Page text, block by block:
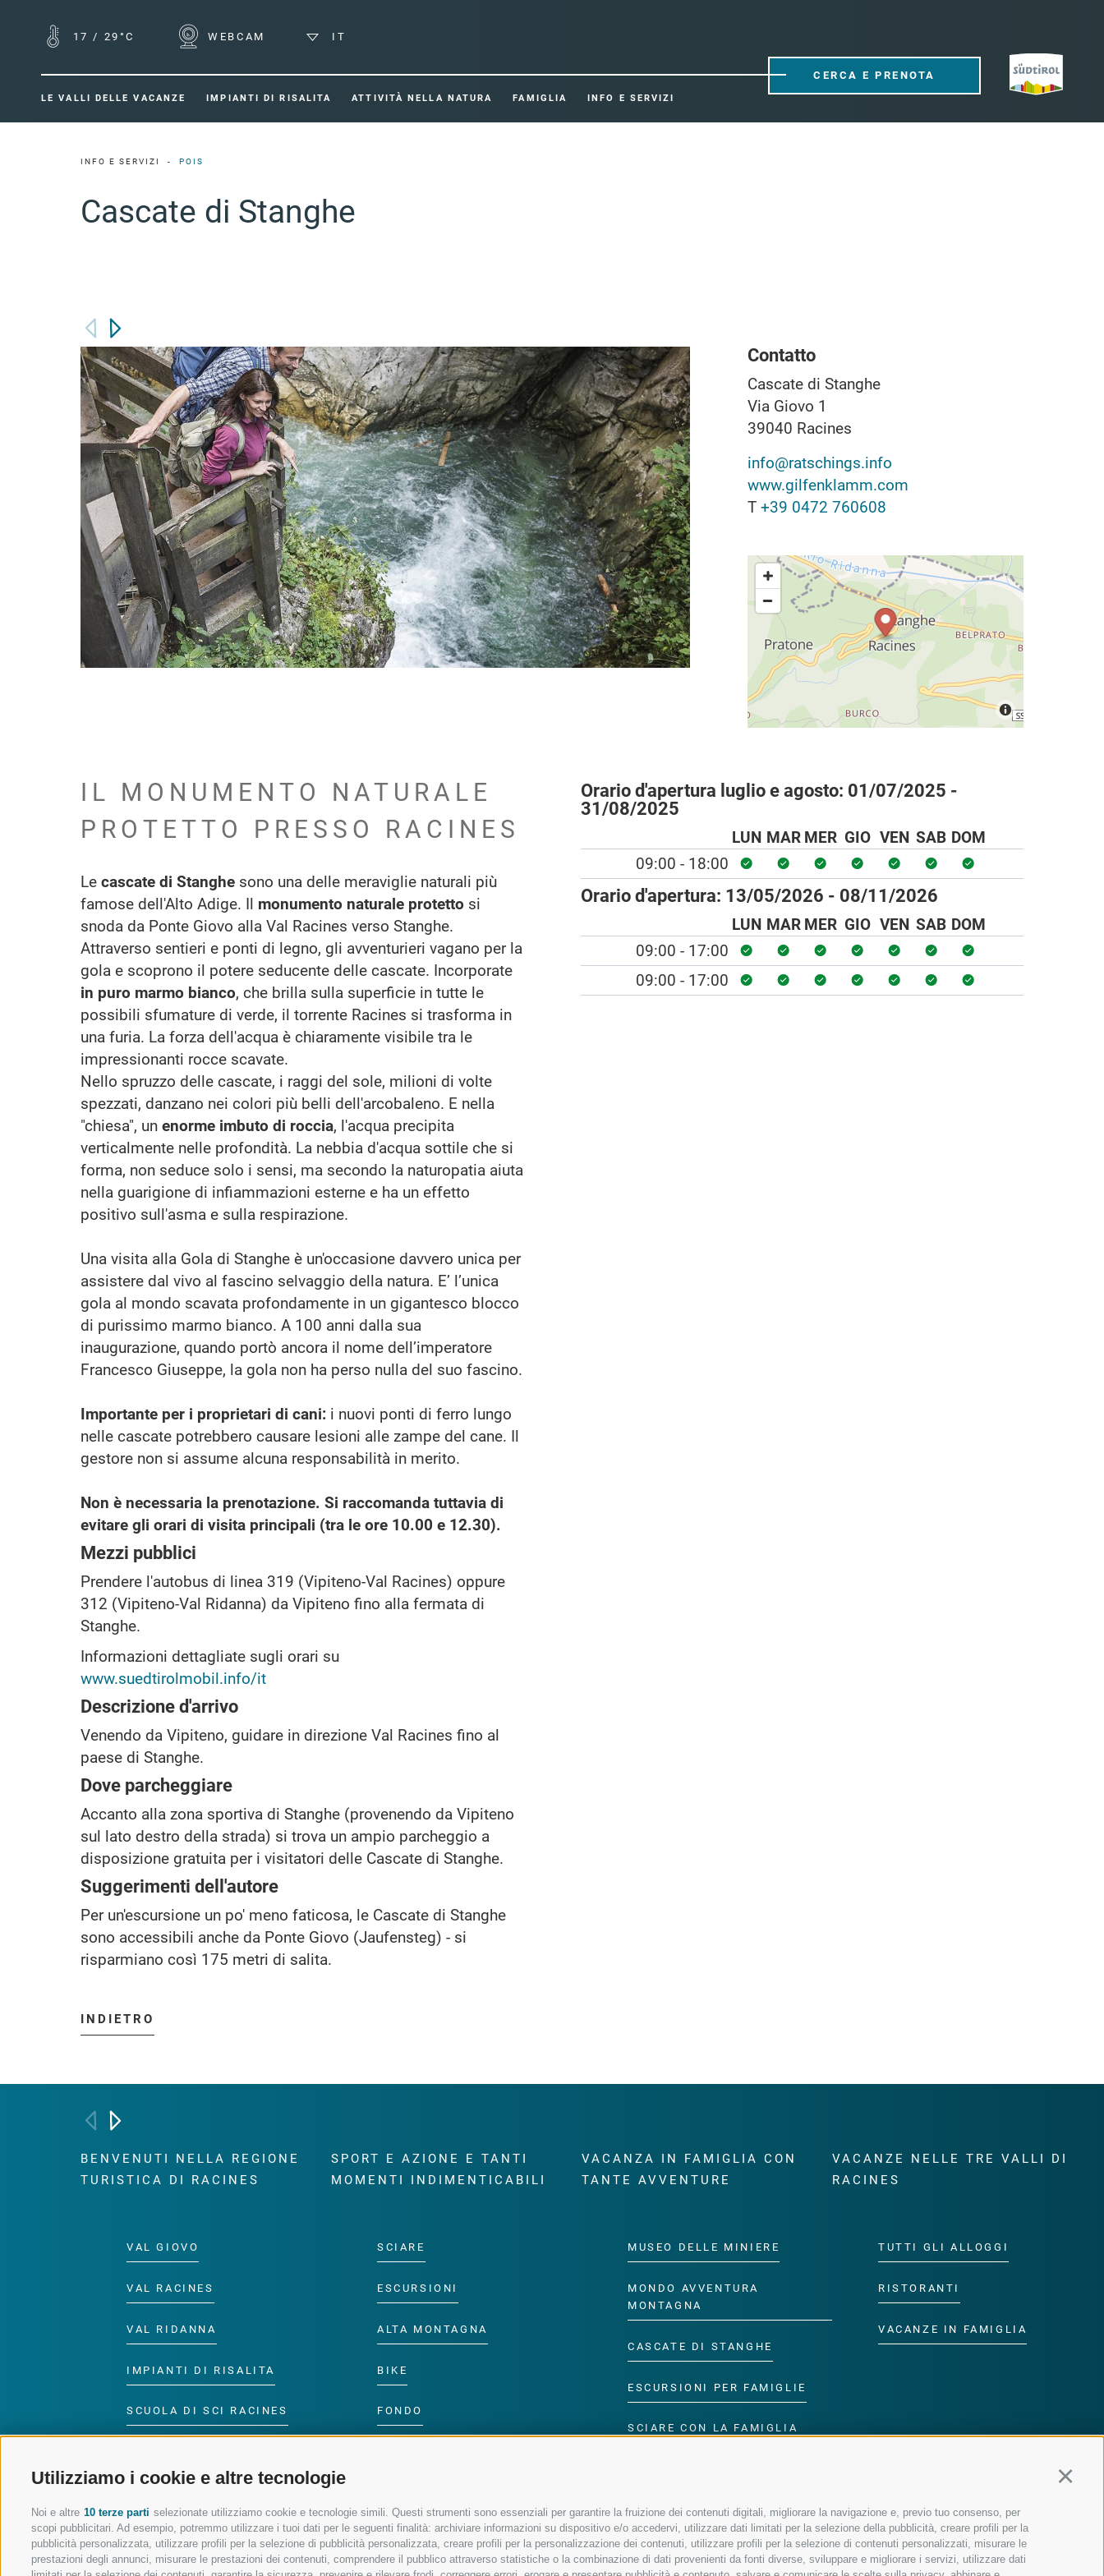
Utilizziamo i cookie e altre tecnologie
Noi e altre 10 terze parti selezionate utilizziamo cookie e tecnologie simili. Questi strumenti sono essenziali per garantire la fruizione dei contenuti digitali, migliorare la navigazione e, previo tuo consenso, per
scopi pubblicitari. Ad esempio, potremmo utilizzare i tuoi dati per le seguenti finalità: archiviare informazioni su dispositivo e/o accedervi, utilizzare dati limitati per la selezione della pubblicità, creare profili per la
pubblicità personalizzata, utilizzare profili per la selezione di pubblicità personalizzata, creare profili per la personalizzazione dei contenuti, utilizzare profili per la selezione di contenuti personalizzati, misurare le
prestazioni degli annunci, misurare le prestazioni dei contenuti, comprendere il pubblico attraverso statistiche o la combinazione di dati provenienti da fonti diverse, sviluppare e migliorare i servizi, utilizzare dati
17 / 29°C WEBCAM IT
LE VALLI DELLE VACANZE IMPIANTI DI RISALITA ATTIVITÀ NELLA NATURA FAMIGLIA INFO E SERVIZI
CERCA E PRENOTA
INFO E SERVIZI POIS
Cascate di Stanghe
Contatto
Cascate di Stanghe
Via Giovo 1
39040 Racines
info@ratschings.info
www.gilfenklamm.com
T +39 0472 760608
IL MONUMENTO NATURALE
PROTETTO PRESSO RACINES
Le cascate di Stanghe sono una delle meraviglie naturali più
famose dell'Alto Adige. Il monumento naturale protetto si
snoda da Ponte Giovo alla Val Racines verso Stanghe.
Attraverso sentieri e ponti di legno, gli avventurieri vagano per la
gola e scoprono il potere seducente delle cascate. Incorporate
in puro marmo bianco, che brilla sulla superficie in tutte le
possibili sfumature di verde, il torrente Racines si trasforma in
una furia. La forza dell'acqua è chiaramente visibile tra le
impressionanti rocce scavate.
Nello spruzzo delle cascate, i raggi del sole, milioni di volte
spezzati, danzano nei colori più belli dell'arcobaleno. E nella
"chiesa", un enorme imbuto di roccia, l'acqua precipita
verticalmente nelle profondità. La nebbia d'acqua sottile che si
forma, non seduce solo i sensi, ma secondo la naturopatia aiuta
nella guarigione di infiammazioni esterne e ha un effetto
positivo sull'asma e sulla respirazione.
Una visita alla Gola di Stanghe è un'occasione davvero unica per
assistere dal vivo al fascino selvaggio della natura. E’ l’unica
gola al mondo scavata profondamente in un gigantesco blocco
di purissimo marmo bianco. A 100 anni dalla sua
inaugurazione, quando portò ancora il nome dell’imperatore
Francesco Giuseppe, la gola non ha perso nulla del suo fascino.
Importante per i proprietari di cani: i nuovi ponti di ferro lungo
nelle cascate potrebbero causare lesioni alle zampe del cane. Il
gestore non si assume alcuna responsabilità in merito.
Non è necessaria la prenotazione. Si raccomanda tuttavia di
evitare gli orari di visita principali (tra le ore 10.00 e 12.30).
Mezzi pubblici
Prendere l'autobus di linea 319 (Vipiteno-Val Racines) oppure
312 (Vipiteno-Val Ridanna) da Vipiteno fino alla fermata di
Stanghe.
Informazioni dettagliate sugli orari su
www.suedtirolmobil.info/it
Descrizione d'arrivo
Venendo da Vipiteno, guidare in direzione Val Racines fino al
paese di Stanghe.
Dove parcheggiare
Accanto alla zona sportiva di Stanghe (provenendo da Vipiteno
sul lato destro della strada) si trova un ampio parcheggio a
disposizione gratuita per i visitatori delle Cascate di Stanghe.
Suggerimenti dell'autore
Per un'escursione un po' meno faticosa, le Cascate di Stanghe
sono accessibili anche da Ponte Giovo (Jaufensteg) - si
risparmiano così 175 metri di salita.
Orario d'apertura luglio e agosto: 01/07/2025 -
31/08/2025
LUN MAR MER GIO VEN SAB DOM
09:00 - 18:00
Orario d'apertura: 13/05/2026 - 08/11/2026
LUN MAR MER GIO VEN SAB DOM
09:00 - 17:00
09:00 - 17:00
INDIETRO
BENVENUTI NELLA REGIONE
TURISTICA DI RACINES
VAL GIOVO
VAL RACINES
VAL RIDANNA
IMPIANTI DI RISALITA
SCUOLA DI SCI RACINES
RACINES
SPORT E AZIONE E TANTI
MOMENTI INDIMENTICABILI
SCIARE
ESCURSIONI
ALTA MONTAGNA
BIKE
FONDO
VACANZA IN FAMIGLIA CON
TANTE AVVENTURE
MUSEO DELLE MINIERE
MONDO AVVENTURA
MONTAGNA
CASCATE DI STANGHE
ESCURSIONI PER FAMIGLIE
SCIARE CON LA FAMIGLIA
VACANZE NELLE TRE VALLI DI
RACINES
TUTTI GLI ALLOGGI
RISTORANTI
VACANZE IN FAMIGLIA